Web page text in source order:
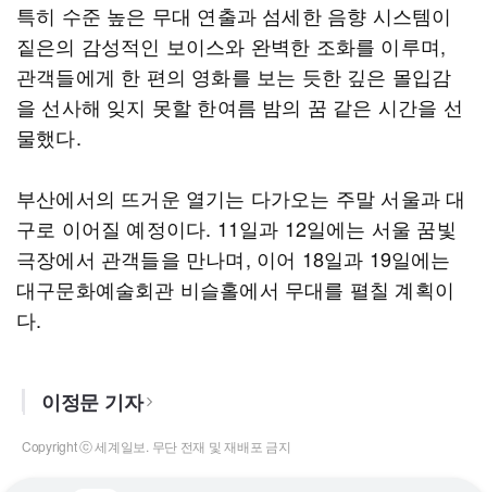
특히 수준 높은 무대 연출과 섬세한 음향 시스템이
짙은의 감성적인 보이스와 완벽한 조화를 이루며,
관객들에게 한 편의 영화를 보는 듯한 깊은 몰입감
을 선사해 잊지 못할 한여름 밤의 꿈 같은 시간을 선
물했다.
부산에서의 뜨거운 열기는 다가오는 주말 서울과 대
구로 이어질 예정이다. 11일과 12일에는 서울 꿈빛
극장에서 관객들을 만나며, 이어 18일과 19일에는
대구문화예술회관 비슬홀에서 무대를 펼칠 계획이
다.
이정문 기자
Copyright ⓒ 세계일보. 무단 전재 및 재배포 금지